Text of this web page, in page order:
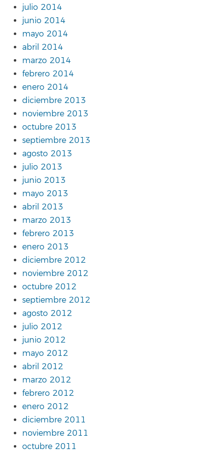
julio 2014
junio 2014
mayo 2014
abril 2014
marzo 2014
febrero 2014
enero 2014
diciembre 2013
noviembre 2013
octubre 2013
septiembre 2013
agosto 2013
julio 2013
junio 2013
mayo 2013
abril 2013
marzo 2013
febrero 2013
enero 2013
diciembre 2012
noviembre 2012
octubre 2012
septiembre 2012
agosto 2012
julio 2012
junio 2012
mayo 2012
abril 2012
marzo 2012
febrero 2012
enero 2012
diciembre 2011
noviembre 2011
octubre 2011